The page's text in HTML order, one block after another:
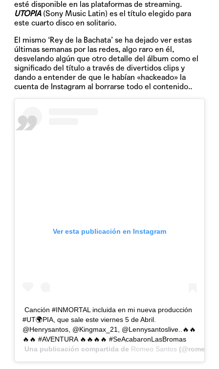
esté disponible en las plataformas de streaming.
UTOPIA(Sony Music Latin) es el título elegido para
este cuarto disco en solitario.
El mismo ‘Rey de la Bachata’ se ha dejado ver estas
últimas semanas por las redes, algo raro en él,
desvelando algún que otro detalle del álbum como el
significado del título a través de divertidos clips y
dando a entender de que le habían «hackeado» la
cuenta de Instagram al borrarse todo el contenido..
Ver esta publicación en Instagram
Canción #INMORTAL incluida en mi nueva producción
#UT🌍PIA, que sale este viernes 5 de Abril.
@Henrysantos, @Kingmax_21, @Lennysantoslive..🔥🔥
🔥🔥 #AVENTURA 🔥🔥🔥🔥 #SeAcabaronLasBromas
Una publicación compartida de Romeo Santos